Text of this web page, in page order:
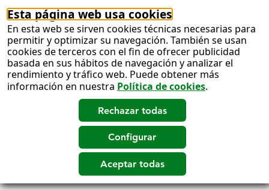
Esta página web usa cookies
En esta web se sirven cookies técnicas necesarias para
permitir y optimizar su navegación. También se usan
cookies de terceros con el fin de ofrecer publicidad
basada en sus hábitos de navegación y analizar el
rendimiento y tráfico web. Puede obtener más
información en nuestra Política de cookies.